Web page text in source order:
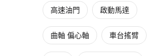
高速油門 啟動馬達
曲軸 偏心軸 車台搖臂